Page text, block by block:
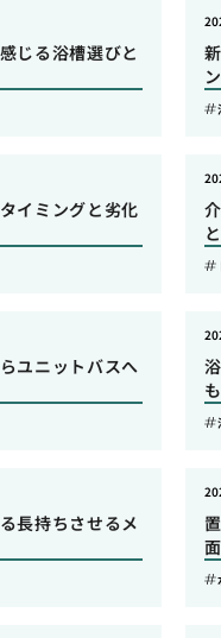
じる浴槽選びと
イミングと劣化
ユニットバスへ
長持ちさせるメ